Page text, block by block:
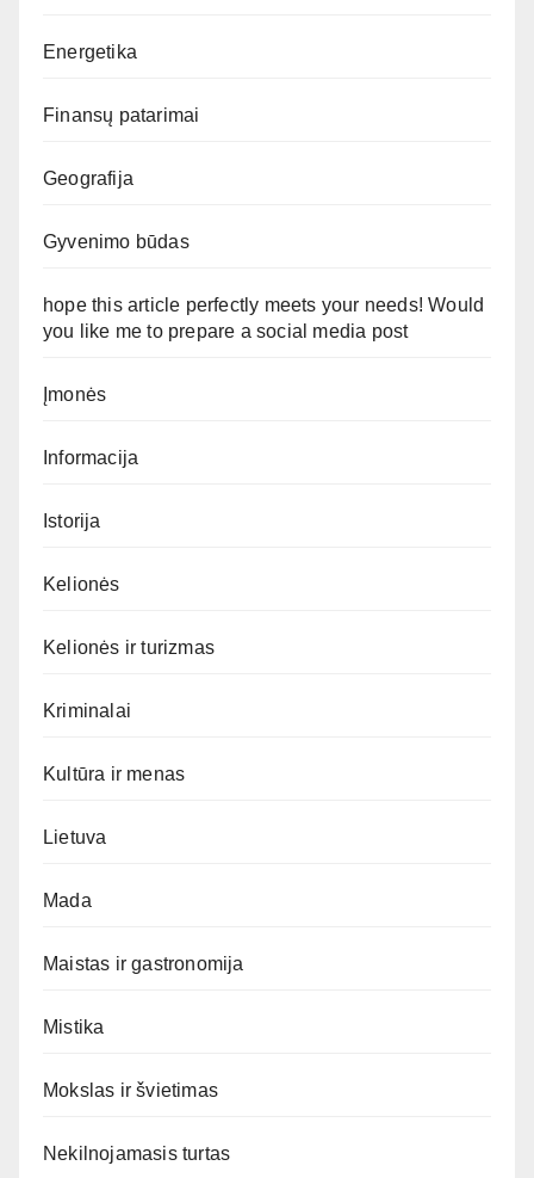
Energetika
Finansų patarimai
Geografija
Gyvenimo būdas
hope this article perfectly meets your needs! Would
you like me to prepare a social media post
Įmonės
Informacija
Istorija
Kelionės
Kelionės ir turizmas
Kriminalai
Kultūra ir menas
Lietuva
Mada
Maistas ir gastronomija
Mistika
Mokslas ir švietimas
Nekilnojamasis turtas